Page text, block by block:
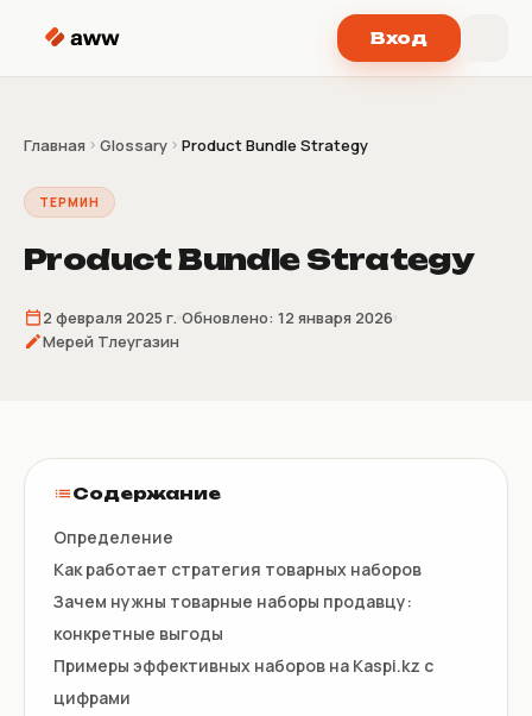
Вход
Главная Glossary Product Bundle Strategy
ТЕРМИН
Product Bundle Strategy
2 февраля 2025 г. Обновлено: 12 января 2026
Мерей Тлеугазин
Содержание
Определение
Как работает стратегия товарных наборов
Зачем нужны товарные наборы продавцу:
конкретные выгоды
Примеры эффективных наборов на Kaspi.kz с
цифрами